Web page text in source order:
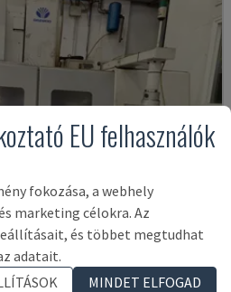
EU felhasználók
fokozása, a webhely
marketing célokra. Az
és többet megtudhat
adatait.
MINDET ELFOGAD